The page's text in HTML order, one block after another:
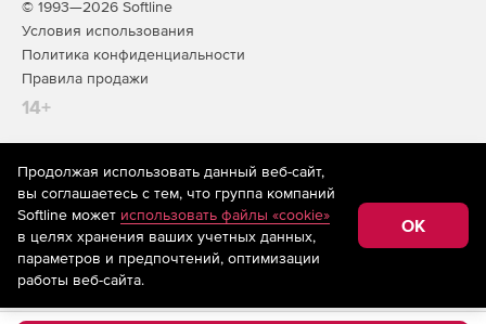
© 1993—2026 Softline
Условия использования
Политика конфиденциальности
Правила продажи
14+
На информационном ресурсе store.softline.ru применяются
рекомендательные технологии(информационные технологии
предоставления информации на основе сбора,
систематизации и анализа сведений, относящихся к
предпочтениям пользователей сети «Интернет»,
находящихся на территории Российской Федерации)
Продолжая использовать данный веб-сайт,
вы соглашаетесь с тем, что группа компаний
Softline может использовать файлы «cookie»
в целях хранения ваших учетных данных,
параметров и предпочтений, оптимизации
работы веб-сайта.
OK